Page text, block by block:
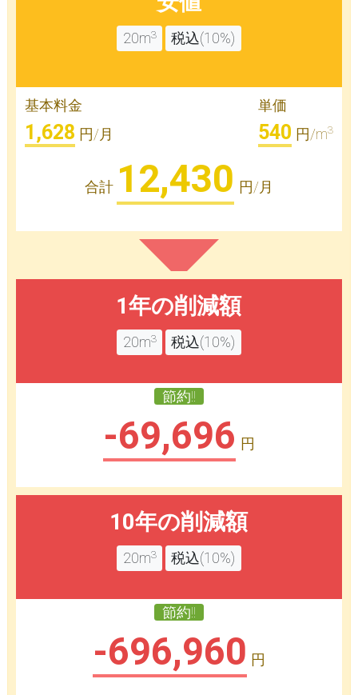
20m3 税込(10%)
基本料金
1,628 円/月
単価
540 円/m3
合計 12,430 円/月
1年の削減額
20m3 税込(10%)
節約!!
-69,696 円
10年の削減額
20m3 税込(10%)
節約!!
-696,960 円